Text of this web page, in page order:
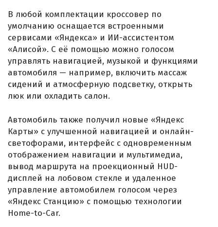
В любой комплектации кроссовер по
умолчанию оснащается встроенными
сервисами «Яндекса» и ИИ-ассистентом
«Алисой». С её помощью можно голосом
управлять навигацией, музыкой и функциями
автомобиля — например, включить массаж
сидений и атмосферную подсветку, открыть
люк или охладить салон.
Автомобиль также получил новые «Яндекс
Карты» с улучшенной навигацией и онлайн-
светофорами, интерфейс с одновременным
отображением навигации и мультимедиа,
вывод маршрута на проекционный HUD-
дисплей на лобовом стекле и удаленное
управление автомобилем голосом через
«Яндекс Станцию» с помощью технологии
Home-to-Car.